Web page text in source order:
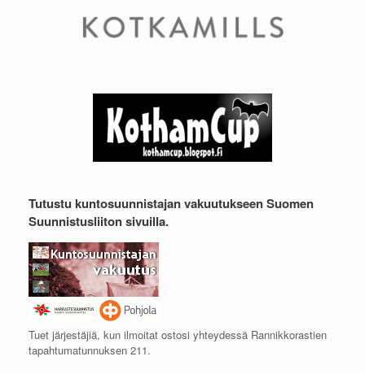
Tutustu kuntosuunnistajan vakuutukseen Suomen
Suunnistusliiton sivuilla.
Tuet järjestäjiä, kun ilmoitat ostosi yhteydessä Rannikkorastien
tapahtumatunnuksen 211.